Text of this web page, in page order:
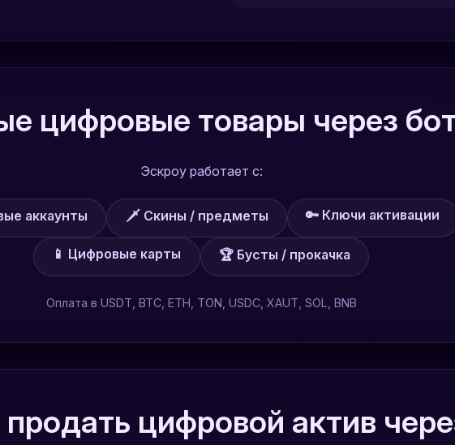
цифровые товары через
Эскроу работает с:
аккаунты 🗡️ Скины / предметы 🔑 Ключи активации
📱 Цифровые карты 🏆 Бусты / прокачка
Оплата в USDT, BTC, ETH, TON, USDC, XAUT, SOL, BNB
цифровой актив